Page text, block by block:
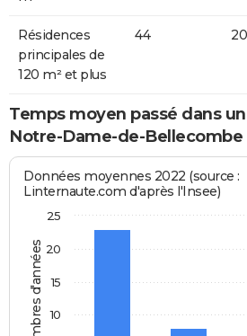
Résidences
principales de
120 m² et plus
44
Temps moyen passé dans
Notre-Dame-de-Bellecombe
Nombres d'années
Données moyennes 2022 (source :
Linternaute.com d'après l'Insee)
10
15
20
25